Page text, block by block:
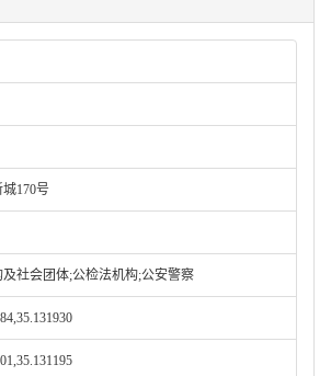
170号
社会团体;公检法机构;公安警察